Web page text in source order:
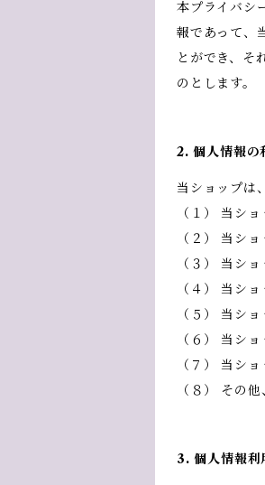
本プライバシ
報であって、
とができ、そ
のとします。
2. 個人情報の
当ショップは
（１） 当シ
（２） 当シ
（３） 当シ
（４） 当シ
（５） 当シ
（６） 当シ
（７） 当シ
（８） その
3. 個人情報利